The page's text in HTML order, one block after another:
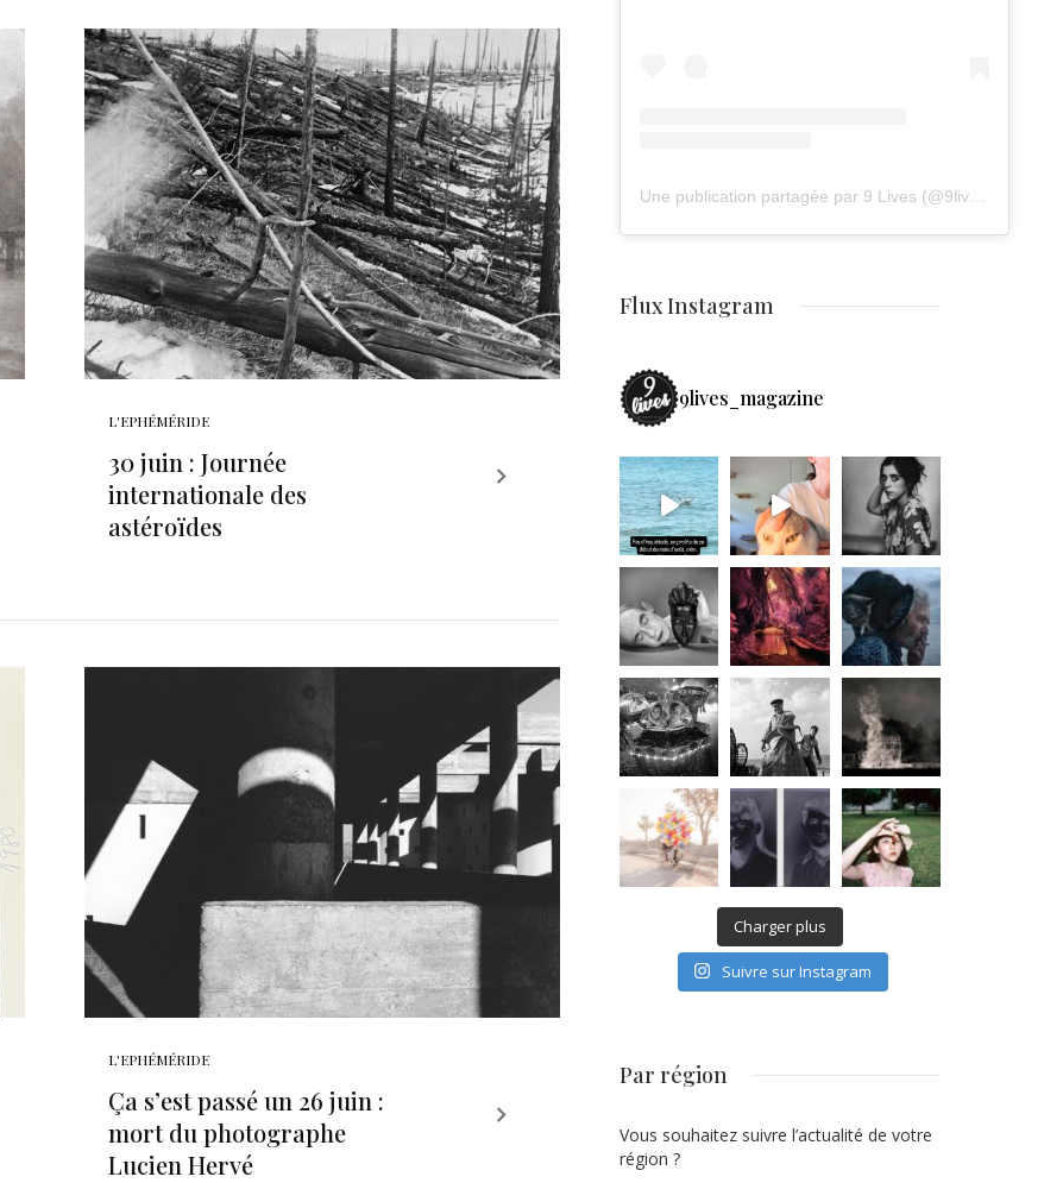
L'EPHÉMÉRIDE
30 juin : Journée
internationale des
astéroïdes
L'EPHÉMÉRIDE
Ça s’est passé un 26 juin :
mort du photographe
Lucien Hervé
Flux Instagram
9lives_magazine
Charger plus
Suivre sur Instagram
Par région
Vous souhaitez suivre l’actualité de votre
région ?